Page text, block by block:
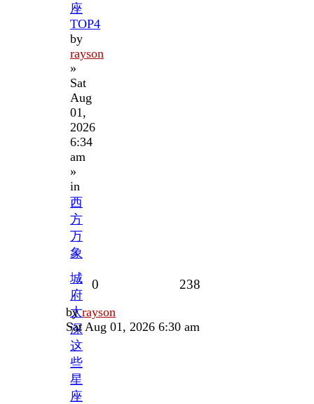
座
TOP4
by
rayson
»
Sat
Aug
01,
2026
6:34
am
»
in
西
方
万
象
城
府
太
深
这
些
星
座
0 238
Last
post
byrayson
Sat Aug 01, 2026 6:30 am